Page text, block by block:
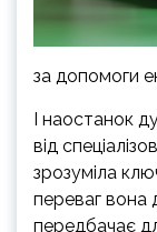
за допомоги
І наостанок
від
зрозуміла
переваг вона
передбачає